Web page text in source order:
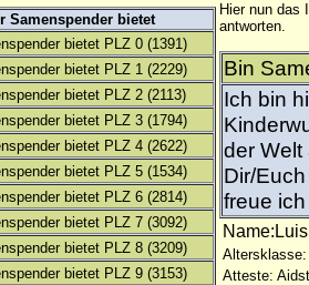
Samenspender bietet
bietet PLZ 0 (1391)
bietet PLZ 1 (2229)
bietet PLZ 2 (2113)
bietet PLZ 3 (1794)
bietet PLZ 4 (2622)
bietet PLZ 5 (1534)
bietet PLZ 6 (2814)
bietet PLZ 7 (3092)
bietet PLZ 8 (3209)
bietet PLZ 9 (3153)
Hier nun das
antworten.
Bin
Ich bin
der
Dir/
freue
Altersklasse:
Atteste: